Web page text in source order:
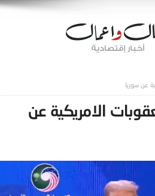
عن سوريا
الامريكية عن